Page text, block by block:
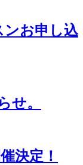
ンお申し込
せ。
決定！